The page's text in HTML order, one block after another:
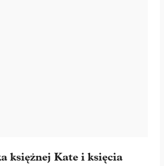
księżnej Kate i księcia